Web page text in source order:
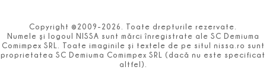
Copyright ©2009-2026. Toate drepturile rezervate.
Numele şi logoul NISSA sunt mărci înregistrate ale SC Demiuma
Comimpex SRL. Toate imaginile şi textele de pe situl nissa.ro sunt
proprietatea SC Demiuma Comimpex SRL (dacă nu este specificat
altfel).